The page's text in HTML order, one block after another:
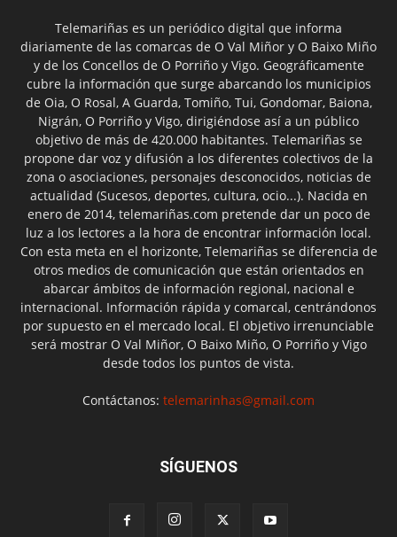
Telemariñas es un periódico digital que informa
diariamente de las comarcas de O Val Miñor y O Baixo Miño
y de los Concellos de O Porriño y Vigo. Geográficamente
cubre la información que surge abarcando los municipios
de Oia, O Rosal, A Guarda, Tomiño, Tui, Gondomar, Baiona,
Nigrán, O Porriño y Vigo, dirigiéndose así a un público
objetivo de más de 420.000 habitantes. Telemariñas se
propone dar voz y difusión a los diferentes colectivos de la
zona o asociaciones, personajes desconocidos, noticias de
actualidad (Sucesos, deportes, cultura, ocio...). Nacida en
enero de 2014, telemariñas.com pretende dar un poco de
luz a los lectores a la hora de encontrar información local.
Con esta meta en el horizonte, Telemariñas se diferencia de
otros medios de comunicación que están orientados en
abarcar ámbitos de información regional, nacional e
internacional. Información rápida y comarcal, centrándonos
por supuesto en el mercado local. El objetivo irrenunciable
será mostrar O Val Miñor, O Baixo Miño, O Porriño y Vigo
desde todos los puntos de vista.
Contáctanos: telemarinhas@gmail.com
SÍGUENOS